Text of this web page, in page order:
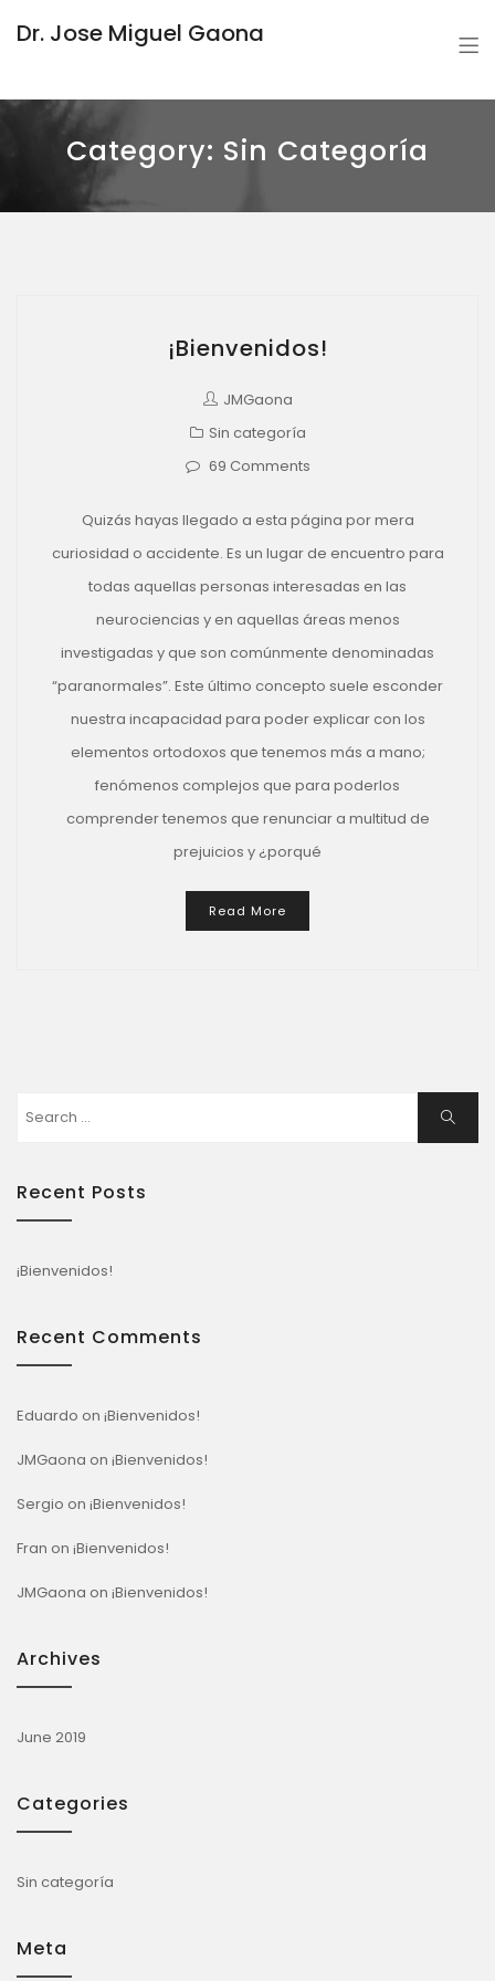
Dr. Jose Miguel Gaona
Category: Sin Categoría
¡Bienvenidos!
JMGaona
Sin categoría
69 Comments
Quizás hayas llegado a esta página por mera
curiosidad o accidente. Es un lugar de encuentro para
todas aquellas personas interesadas en las
neurociencias y en aquellas áreas menos
investigadas y que son comúnmente denominadas
“paranormales”. Este último concepto suele esconder
nuestra incapacidad para poder explicar con los
elementos ortodoxos que tenemos más a mano;
fenómenos complejos que para poderlos
comprender tenemos que renunciar a multitud de
prejuicios y ¿porqué
Read More
Search
Recent Posts
¡Bienvenidos!
Recent Comments
Eduardo on ¡Bienvenidos!
JMGaona on ¡Bienvenidos!
Sergio on ¡Bienvenidos!
Fran on ¡Bienvenidos!
JMGaona on ¡Bienvenidos!
Archives
June 2019
Categories
Sin categoría
Meta